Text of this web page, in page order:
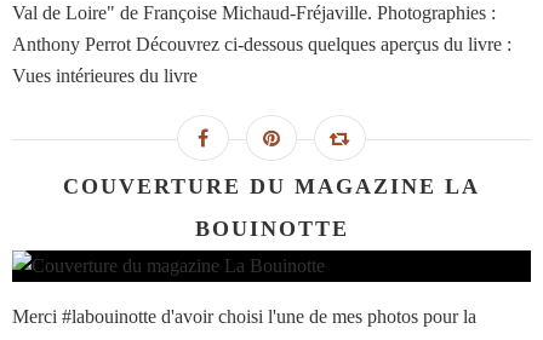
Val de Loire" de Françoise Michaud-Fréjaville. Photographies :
Anthony Perrot Découvrez ci-dessous quelques aperçus du livre :
Vues intérieures du livre
COUVERTURE DU MAGAZINE LA
BOUINOTTE
Merci #labouinotte d'avoir choisi l'une de mes photos pour la